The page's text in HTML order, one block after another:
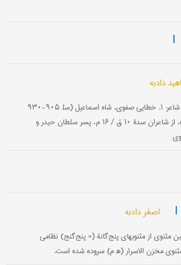
|
دادبه
خَطایی، تخلص چند شاعر: ۱. خطایی صفوی، شاه اسماعیل (سل‍ ۹۰۵-۹۳۰
ق / ۱۵۰۰-۱۵۲۴ م)، از شاعران سدۀ ۱۰ ق / ۱۶ م، پسر سلطان حیدر و
| اصغر دادبه
مثنوی از مثنویهای پنج‌گانۀ (= پنج‌گنج) نظامی
مخزن‌ الاسرار (ه‍ م) سروده شده است.